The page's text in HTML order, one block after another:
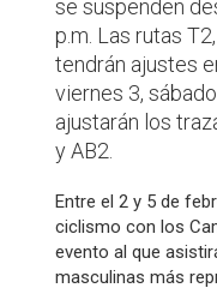
se suspenden
p.m. Las rutas
tendrán ajustes
viernes 3,
ajustarán los
y AB2.
Entre el 2 y 5 de
ciclismo con los
evento al que
masculinas más